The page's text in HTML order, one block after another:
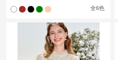
全6色